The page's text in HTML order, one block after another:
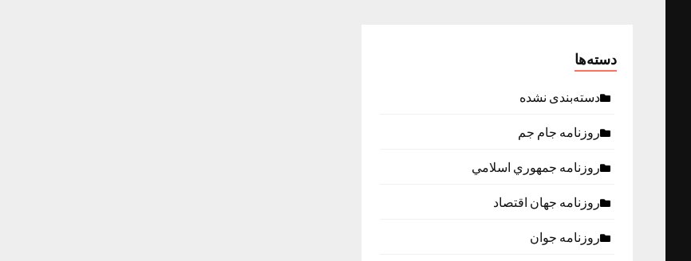
دسته‌ها
دسته‌بندی نشده
روزنامه جام جم
روزنامه جمهوري اسلامي
روزنامه جهان اقتصاد
روزنامه جوان